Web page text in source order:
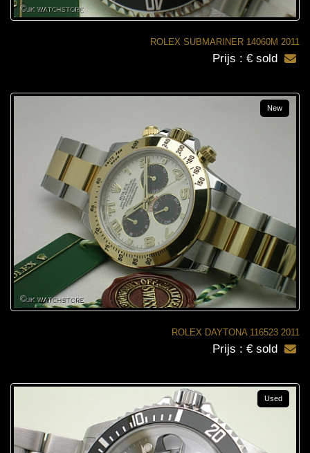
ROLEX SUBMARINER 14060M 2011
Prijs : € sold
ROLEX DAYTONA 116523 2011
New
Prijs : € sold
Used